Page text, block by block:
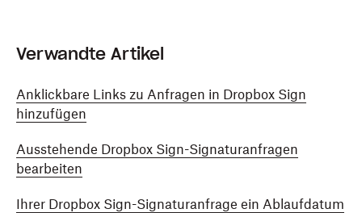
Verwandte Artikel
Anklickbare Links zu Anfragen in Dropbox Sign
hinzufügen
Ausstehende Dropbox Sign-Signaturanfragen
bearbeiten
Ihrer Dropbox Sign-Signaturanfrage ein Ablaufdatum